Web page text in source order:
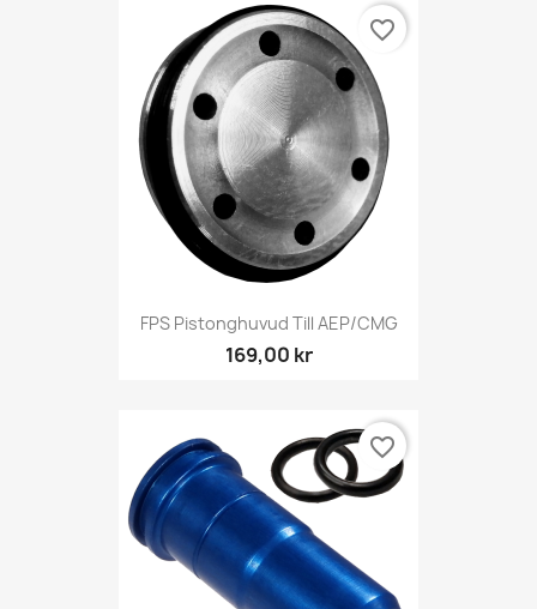
FPS Pistonghuvud Till AEP/CMG
169,00 kr
favorite_border
favorite_border